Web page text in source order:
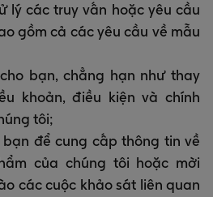
lý các truy vấn hoặc yêu cầu
gồm cả các yêu cầu về mẫu
bạn, chẳng hạn như thay
khoản, điều kiện và chính
tôi;
bạn để cung cấp thông tin về
của chúng tôi hoặc mời
các cuộc khảo sát liên quan